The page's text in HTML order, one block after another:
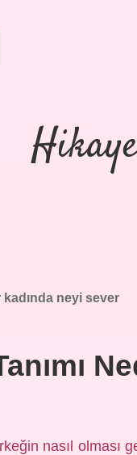
kadında neyi sever
nasıl olması